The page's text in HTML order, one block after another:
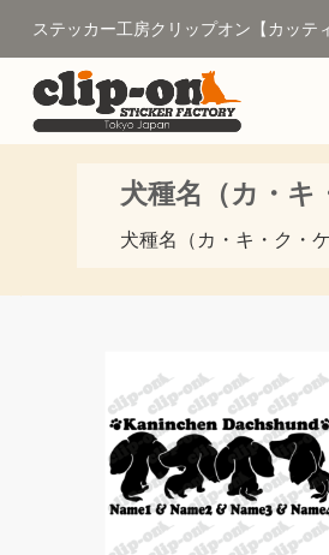
ステッカー工房クリップオン【カッテ
犬種名（カ・キ
犬種名（カ・キ・ク・ケ